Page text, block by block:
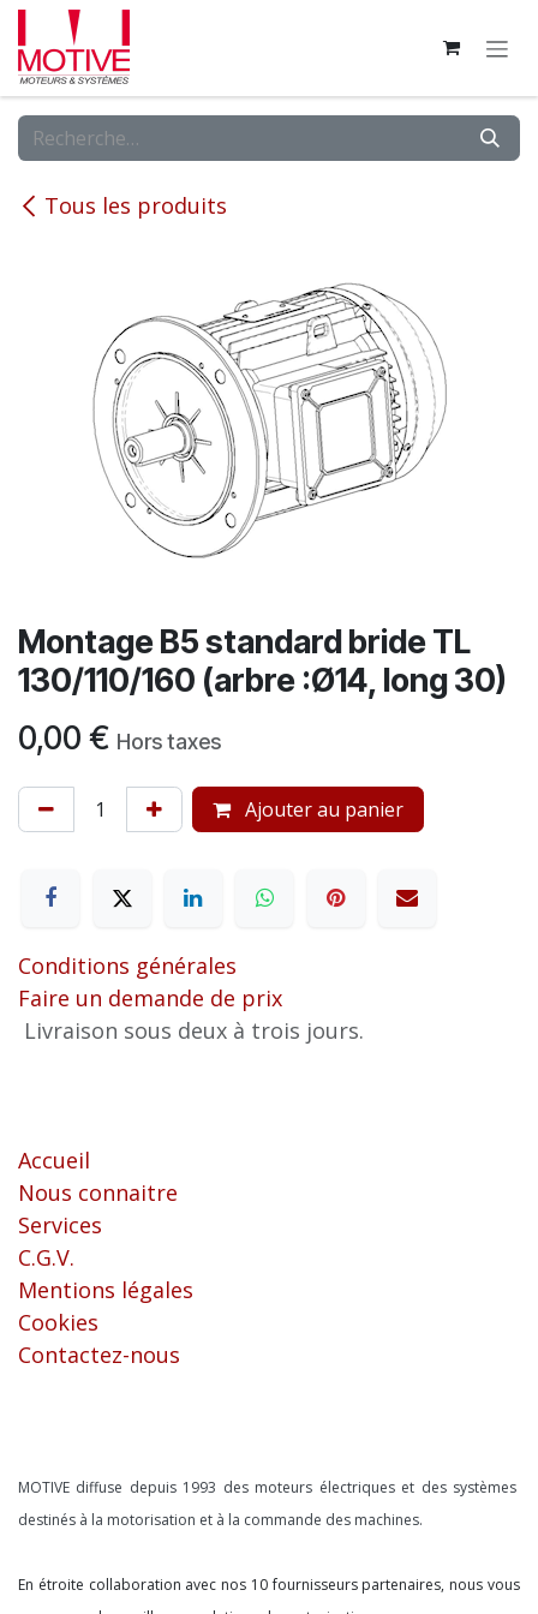
Se rendre au contenu
Tous les produits
Montage B5 standard bride TL
130/110/160 (arbre :Ø14, long 30)
0,00 € Hors taxes
Ajouter au panier
Conditions générales
Faire un demande de prix
Livraison sous deux à trois jours.
Accueil
Nous connaitre
Services
C.G.V.
Mentions légales
Cookies
Contactez-nous
MOTIVE diffuse depuis 1993 des moteurs électriques et des systèmes
destinés à la motorisation et à la commande des machines.
En étroite collaboration avec nos 10 fournisseurs partenaires, nous vous